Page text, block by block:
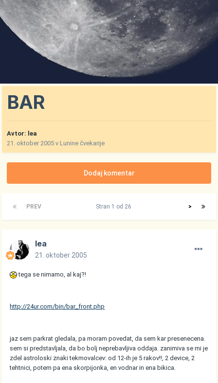
BAR
Avtor: lea
21. oktober 2005 vLunine čvekarije
Dodaj komentar
PREV >
Stran 1 od 26
lea
21. oktober 2005
tega se nimamo, al kaj?!
http://24ur.com/bin/bar_front.php
jaz sem parkrat gledala, pa moram povedat, da sem kar presenecena.
sem si predstavljala, da bo bolj neprebavljiva oddaja. zanimiva se mi je
zdel astroloski znaki tekmovalcev: od 12-ih je 5 rakov!!, 2 device, 2
tehtnici, potem pa ena skorpijonka, en vodnar in ena bikica.